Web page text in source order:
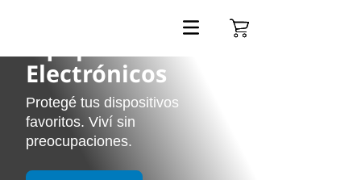
Electrónicos
Protegé tus dispositivos
favoritos. Viví sin
preocupaciones.